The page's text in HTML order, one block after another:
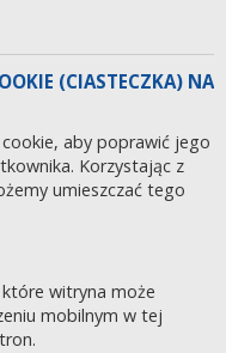
(CIASTECZKA) NA
aby poprawić jego
Korzystając z
umieszczać tego
witryna może
mobilnym w tej